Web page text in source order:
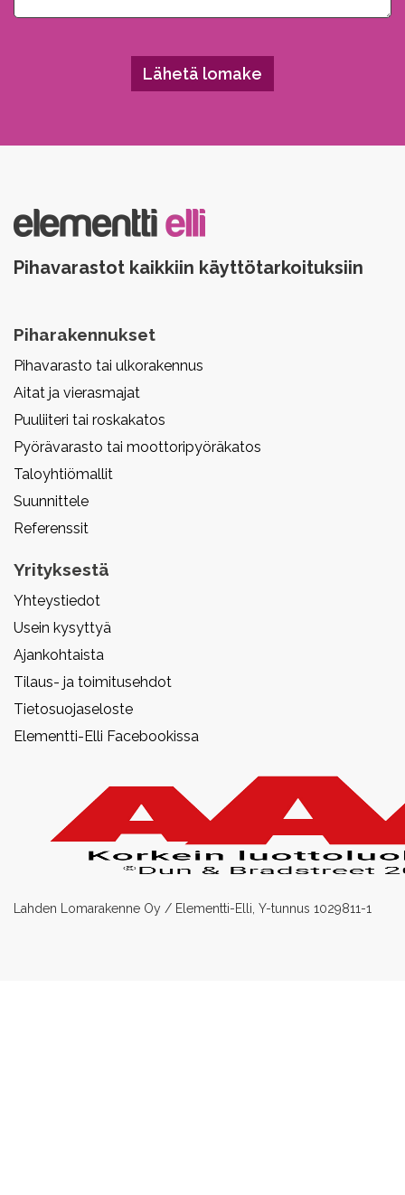
Pihavarastot kaikkiin käyttötarkoituksiin
Piharakennukset
Pihavarasto tai ulkorakennus
Aitat ja vierasmajat
Puuliiteri tai roskakatos
Pyörävarasto tai moottoripyöräkatos
Taloyhtiömallit
Suunnittele
Referenssit
Yrityksestä
Yhteystiedot
Usein kysyttyä
Ajankohtaista
Tilaus- ja toimitusehdot
Tietosuojaseloste
Elementti-Elli Facebookissa
Lahden Lomarakenne Oy / Elementti-Elli, Y-tunnus 1029811-1